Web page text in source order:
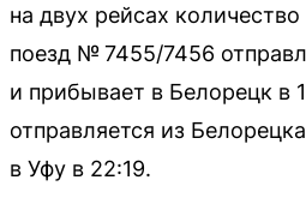
на двух рейсах количество
поезд № 7455/7456
и прибывает в Белорецк в
отправляется из
в Уфу в 22:19.